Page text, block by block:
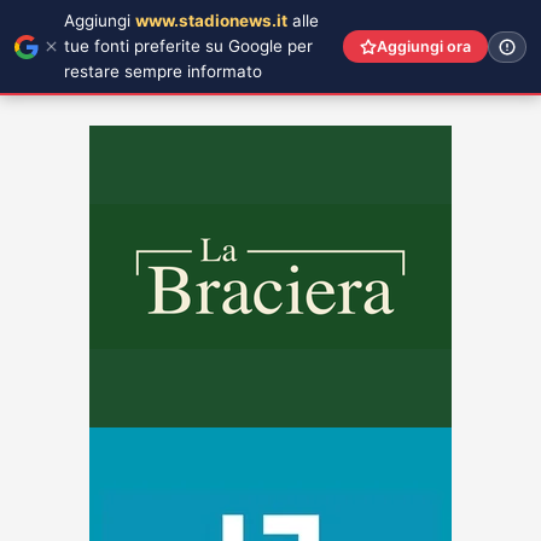
Aggiungi www.stadionews.it alle
tue fonti preferite su Google per
restare sempre informato
Aggiungi ora